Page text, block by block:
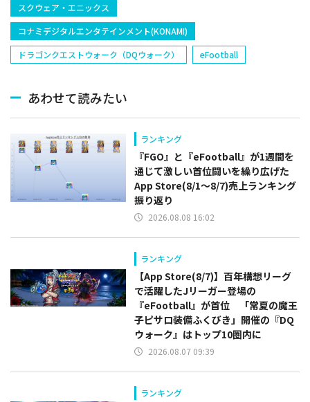
スクウェア・エニックス
コナミデジタルエンタテインメント(KONAMI)
ドラゴンクエストウォーク（DQウォーク）
eFootball
あわせて読みたい
ランキング
『FGO』と『eFootball』が1週間を
通じて激しい首位闘いを繰り広げた
App Store(8/1～8/7)売上ランキング
振り返り
2026.08.08 16:02
ランキング
【App Store(8/7)】百年構想リーグ
で活躍したJリーガー登場の
『eFootball』が首位 「常夏の魔王
子ピサロ装備ふくびき」開催の『DQ
ウォーク』はトップ10圏内に
2026.08.07 09:39
ランキング